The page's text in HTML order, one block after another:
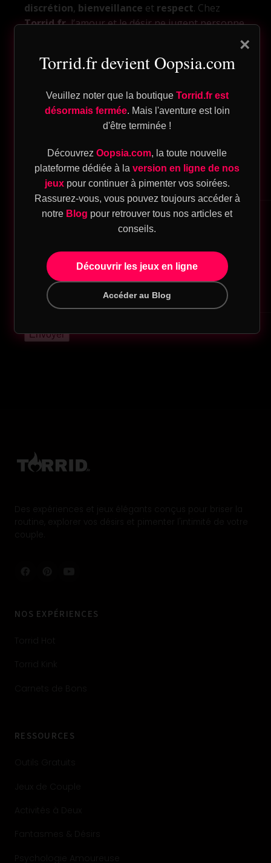
discrétion, bienveillance et respect. Chez
Torrid.fr, l’amour et le désir ne jugent personne.
Votre nom
Votre e-mail
Objet
Votre message (facultatif)
NOS EXPÉRIENCES
RESSOURCES
×
Torrid.fr devient Oopsia.com
Veuillez noter que la boutique Torrid.fr est
désormais fermée. Mais l'aventure est loin
d'être terminée !
Découvrez Oopsia.com, la toute nouvelle
plateforme dédiée à la version en ligne de nos
jeuxpour continuer à pimenter vos soirées.
Rassurez-vous, vous pouvez toujours accéder à
notre Blog pour retrouver tous nos articles et
conseils.
Découvrir les jeux en ligne
Accéder au Blog